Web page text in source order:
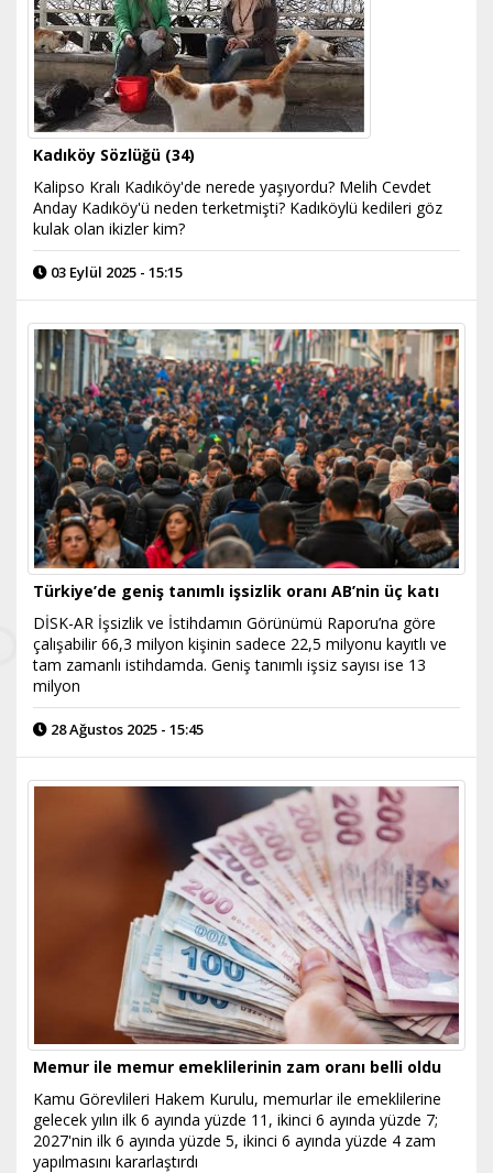
Kadıköy Sözlüğü (34)
Kalipso Kralı Kadıköy'de nerede yaşıyordu? Melih Cevdet
Anday Kadıköy'ü neden terketmişti? Kadıköylü kedileri göz
kulak olan ikizler kim?
03 Eylül 2025 - 15:15
Türkiye’de geniş tanımlı işsizlik oranı AB’nin üç katı
DİSK-AR İşsizlik ve İstihdamın Görünümü Raporu’na göre
çalışabilir 66,3 milyon kişinin sadece 22,5 milyonu kayıtlı ve
tam zamanlı istihdamda. Geniş tanımlı işsiz sayısı ise 13
milyon
28 Ağustos 2025 - 15:45
Memur ile memur emeklilerinin zam oranı belli oldu
Kamu Görevlileri Hakem Kurulu, memurlar ile emeklilerine
gelecek yılın ilk 6 ayında yüzde 11, ikinci 6 ayında yüzde 7;
2027'nin ilk 6 ayında yüzde 5, ikinci 6 ayında yüzde 4 zam
yapılmasını kararlaştırdı